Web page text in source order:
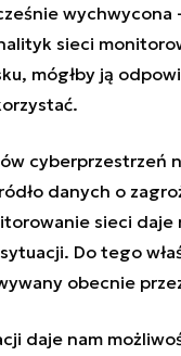
wychwycona
sieci
mógłby ją
cyberprzestrzeń
danych o
sieci daje
Do tego
obecnie
daje nam